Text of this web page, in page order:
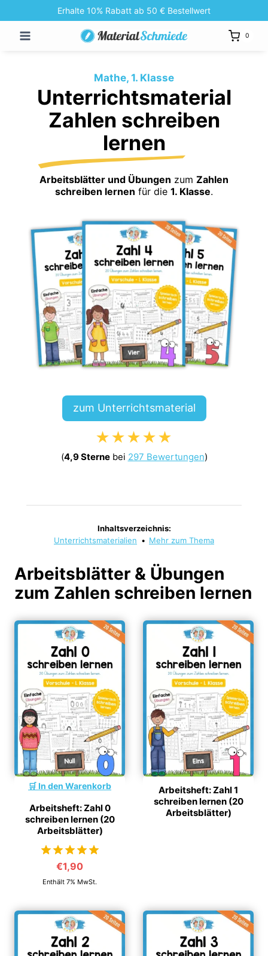
Inhalt
springen
Erhalte 10% Rabatt ab 50 € Bestellwert
0
Mathe, 1. Klasse
Unterrichtsmaterial
Zahlen schreiben
lernen
Arbeitsblätter und Übungen zum Zahlen
schreiben lernen für die 1. Klasse.
zum Unterrichtsmaterial
★★★★★
(4,9 Sternebei 297 Bewertungen)
Inhaltsverzeichnis:
Unterrichtsmaterialien • Mehr zum Thema
Arbeitsblätter & Übungen
zum Zahlen schreiben lernen
In den Warenkorb
Arbeitsheft: Zahl 0
schreiben lernen (20
Arbeitsblätter)
von 5
€1,90
Enthält 7% MwSt.
Arbeitsheft: Zahl 1
schreiben lernen (20
Arbeitsblätter)